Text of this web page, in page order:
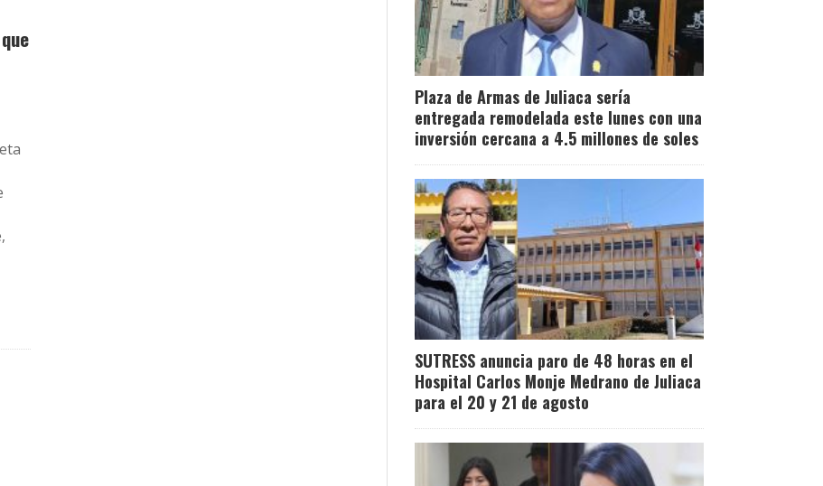
Plaza de Armas de Juliaca sería
entregada remodelada este lunes con una
inversión cercana a 4.5 millones de soles
SUTRESS anuncia paro de 48 horas en el
Hospital Carlos Monje Medrano de Juliaca
para el 20 y 21 de agosto